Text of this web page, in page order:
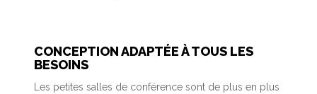
CONCEPTION ADAPTÉE À TOUS LES
BESOINS
Les petites salles de conférence sont de plus en plus